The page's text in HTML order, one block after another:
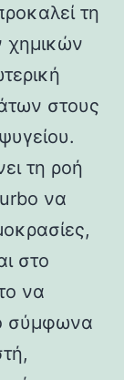
τη
χημικών
στους
τη ροή
να
στο
να
σύμφωνα